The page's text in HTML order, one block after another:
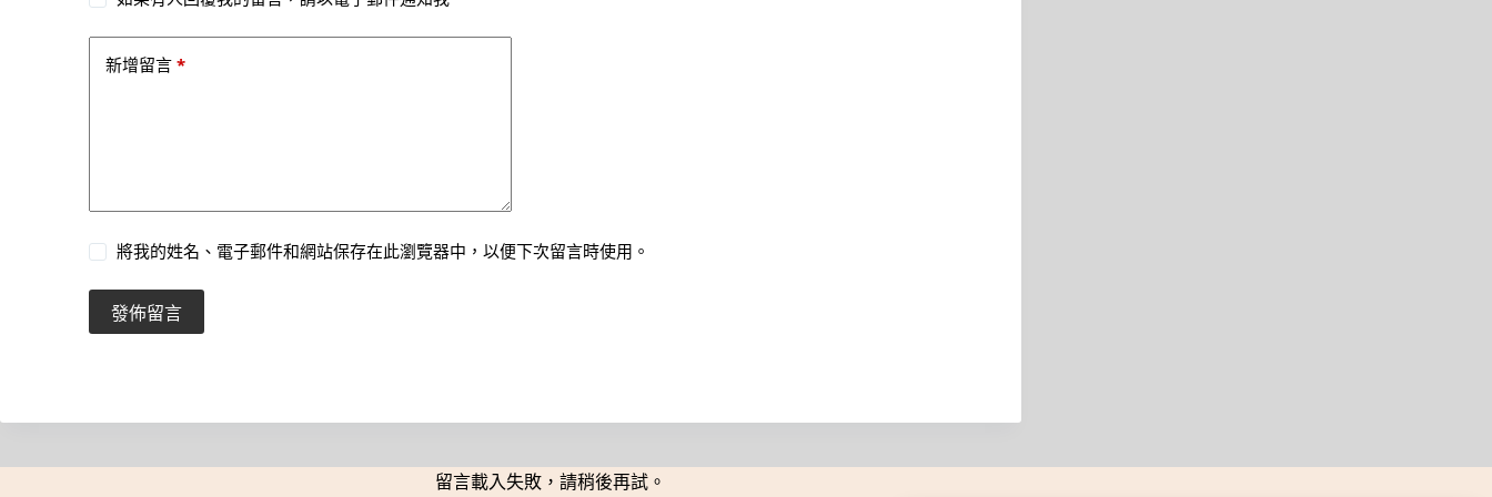
新增留言 *
將我的姓名、電子郵件和網站保存在此瀏覽器中，以便下次留言時使用。
發佈留言
留言載入失敗，請稍後再試。